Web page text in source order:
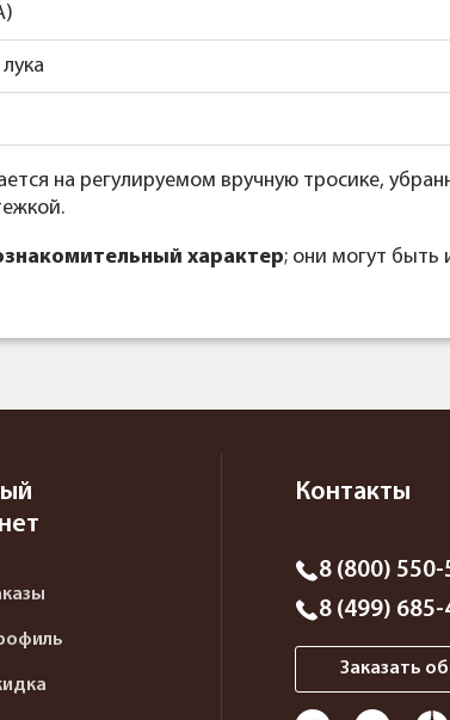
на регулируемом вручную тросике,
характер; они могут быть
Контакты
8 (800)
8 (499)
Заказать